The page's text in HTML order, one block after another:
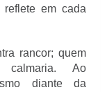
reflete em cada
rancor; quem
calmaria. Ao
diante da